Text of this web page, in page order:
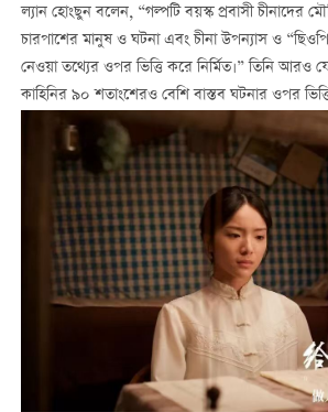
ল্যান হোংছুন বলেন, “গল্পটি বয়স্ক প্রবাসী চীনাদের
চারপাশের মানুষ ও ঘটনা এবং চীনা উপন্যাস ও
নেওয়া তথ্যের ওপর ভিত্তি করে নির্মিত।” তিনি আরও
কাহিনির ৯০ শতাংশেরও বেশি বাস্তব ঘটনার ওপর